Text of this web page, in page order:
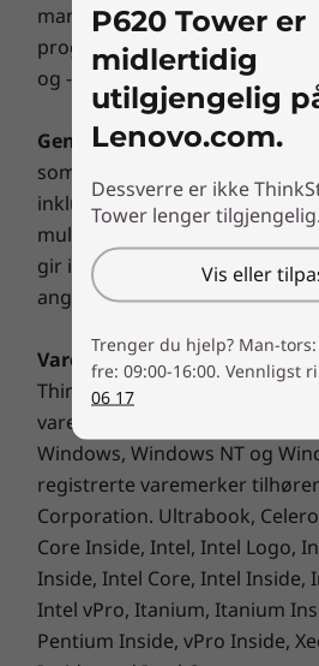
mange faktorer, inkludert
programmer, funksjoner,
og -tilstand og andre
Generelt:Les
som kan være gjeldende for
inkludert detaljer om
mulige oppgraderinger/
gir ingen representasjoner
angående tredjeparters
Varemerker: Lenovo,
ThinkCentre, ThinkStation og
varemerker tilhørende Lenovo.
Windows, Windows NT og
registrerte varemerker
Corporation. Ultrabook,
Core Inside, Intel, Intel Logo,
Inside, Intel Core, Intel Inside,
Intel vPro, Itanium, Itanium
Pentium Inside, vPro Inside,
P620 Tower er
midlertidig
utilgjengelig
Lenovo.com.
Dessverre er ikke
Tower lenger
Vis eller
Trenger du hjelp? Man-tors:
fre: 09:00-16:00. Vennligst
06 17